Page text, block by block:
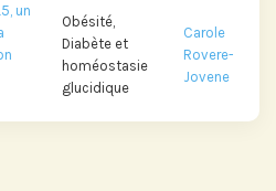
un
Obésité,
Diabète et
homéostasie
glucidique
Carole
Rovere-
Jovene